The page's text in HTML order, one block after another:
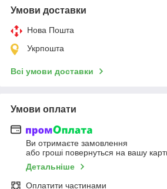
Умови доставки
Нова Пошта
Укрпошта
Всі умови доставки
Умови оплати
Ви отримаєте замовлення
або гроші повернуться на вашу
Детальніше
Оплатити частинами